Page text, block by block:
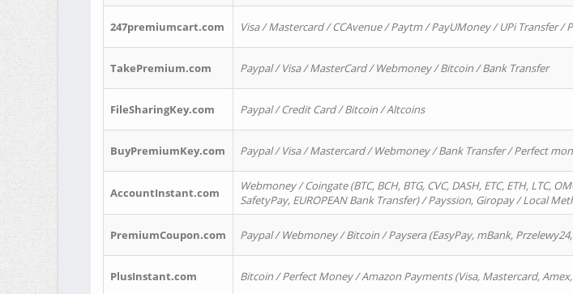
247premiumcart.com Visa / Mastercard / CCAvenue / Paytm / PayUMoney / UPi Transfer /
TakePremium.com Paypal / Visa / MasterCard / Webmoney / Bitcoin / Bank Transfer
FileSharingKey.com Paypal / Credit Card / Bitcoin / Altcoins
BuyPremiumKey.com Paypal / Visa / Mastercard / Webmoney / Bank Transfer / Perfect
AccountInstant.com
Webmoney / Coingate (BTC, BCH, BTG, CVC, DASH, ETC, ETH, LTC,
SafetyPay, EUROPEAN Bank Transfer) / Payssion, Giropay / Local
PremiumCoupon.com Paypal / Webmoney / Bitcoin / Paysera (EasyPay, mBank,
PlusInstant.com Bitcoin / Perfect Money / Amazon Payments (Visa, Mastercard, Amex,